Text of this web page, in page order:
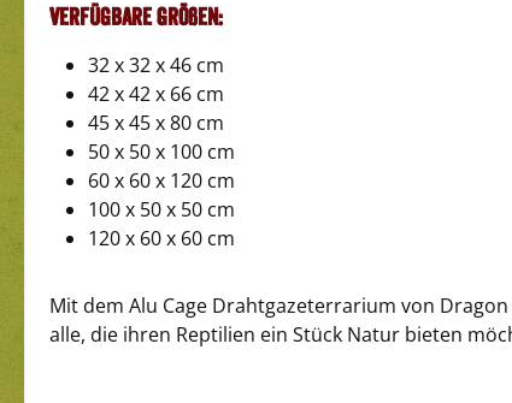
Verfügbare Größen:
32 x 32 x 46 cm
42 x 42 x 66 cm
45 x 45 x 80 cm
50 x 50 x 100 cm
60 x 60 x 120 cm
100 x 50 x 50 cm
120 x 60 x 60 cm
Mit dem Alu Cage Drahtgazeterrarium von
alle, die ihren Reptilien ein Stück Natur bieten